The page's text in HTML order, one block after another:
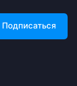
Подписаться